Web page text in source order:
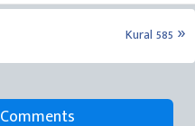
Kural 585